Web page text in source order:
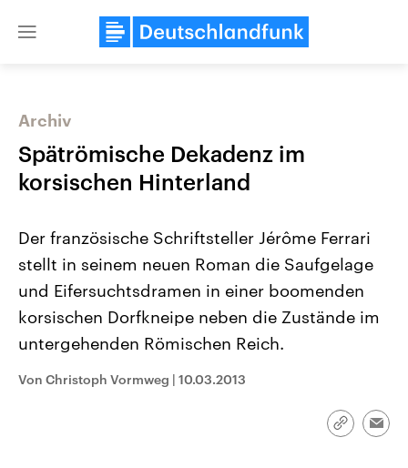
Close
Landtagswahl Sachsen-Anhalt
Alle Informationen
September 2026 einen neuen
Landtag. Seit 2021 wird das
USA
Hintergründe
gehören die Vereinigten
aktuelle Weltgeschehen.
Archiv
Spätrömische Dekadenz im
korsischen Hinterland
Der französische Schriftsteller Jérôme Ferrari
stellt in seinem neuen Roman die Saufgelage
und Eifersuchtsdramen in einer boomenden
korsischen Dorfkneipe neben die Zustände im
untergehenden Römischen Reich.
Von Christoph Vormweg | 10.03.2013
Link